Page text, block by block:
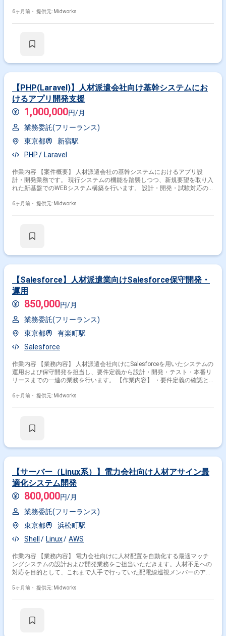
を用いた実装 ・契約管理システムの開発 ・人材管理システムの開発 ・請
6ヶ月前・ 提供元: Midworks
【PHP(Laravel)】人材派遣会社向け基幹システムにお
けるアプリ開発支援
1,000,000円/月
業務委託(フリーランス)
東京都
新宿駅
PHP
Laravel
作業内容 【案件概要】 人材派遣会社の基幹システムにおけるアプリ設
計・開発業務です。 現行システムの機能を踏襲しつつ、新規要望を取り入
れた新基盤でのWEBシステム構築を行います。 設計・開発・試験対応の
プリ設計 ・PHP(Laravel)を用いた開発業務 ・既存システム機能の踏襲と新
6ヶ月前・ 提供元: Midworks
【Salesforce】人材派遣業向けSalesforce保守開発・
運用
850,000円/月
業務委託(フリーランス)
東京都
有楽町駅
Salesforce
作業内容 【業務内容】 人材派遣会社向けにSalesforceを用いたシステムの
運用および保守開発を担当し、要件定義から設計・開発・テスト・本番リ
リースまでの一連の業務を行います。 【作業内容】 ・要件定義の確認と
6ヶ月前・ 提供元: Midworks
【サーバー（Linux系）】電力会社向け人材アサイン最
適化システム開発
800,000円/月
業務委託(フリーランス)
東京都
浜松町駅
Shell
Linux AWS
作業内容 【業務内容】 電力会社向けに人材配置を自動化する最適マッチ
ングシステムの設計および開発業務をご担当いただきます。人材不足への
対応を目的として、これまで人手で行っていた配電線巡視メンバーのアサ
ウド環境を活用したシステム基盤の構築からアプリケーション開発、テス
5ヶ月前・ 提供元: Midworks